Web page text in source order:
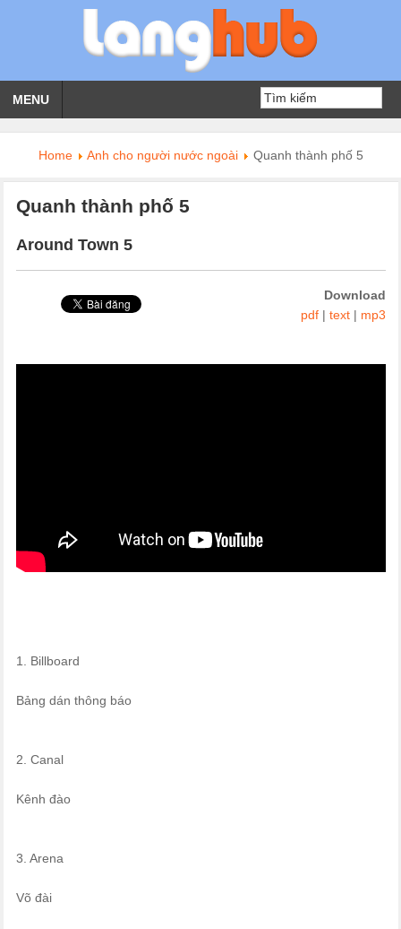
MENU
Home Anh cho người nước ngoài Quanh thành phố 5
Quanh thành phố 5
Around Town 5
Download
pdf| text| mp3
1. Billboard
Bảng dán thông báo
2. Canal
Kênh đào
3. Arena
Võ đài